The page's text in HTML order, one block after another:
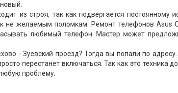
из строя, так как подвергается постоянному
не желаемым поломкам. Ремонт телефонов Asus
любимый телефон. Мастер может
- Зуевский проезд? Тогда вы попали по
перестанет включаться. Так как это техника
проблему.